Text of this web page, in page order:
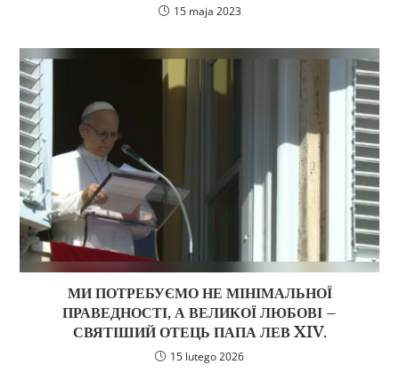
15 maja 2023
МИ ПОТРЕБУЄМО НЕ МІНІМАЛЬНОЇ
ПРАВЕДНОСТІ, А ВЕЛИКОЇ ЛЮБОВІ –
СВЯТІШИЙ ОТЕЦЬ ПАПА ЛЕВ XIV.
15 lutego 2026